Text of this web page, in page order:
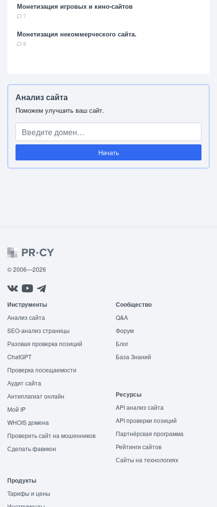
Монетизация игровых и кино-сайтов
7
Монетизация некоммерческого сайта.
8
Анализ сайта
Поможем улучшить ваш сайт.
Начать
© 2006—2026
Инструменты
Анализ сайта
SEO-анализ страницы
Разовая проверка позиций
ChatGPT
Проверка посещаемости
Аудит сайта
Антиплагиат онлайн
Мой IP
WHOIS домена
Проверить сайт на мошенников
Сделать фавикон
Сообщество
Q&A
Форум
Блог
База Знаний
Ресурсы
API анализ сайта
API проверки позиций
Партнёрская программа
Рейтинги сайтов
Сайты на технологиях
Продукты
Тарифы и цены